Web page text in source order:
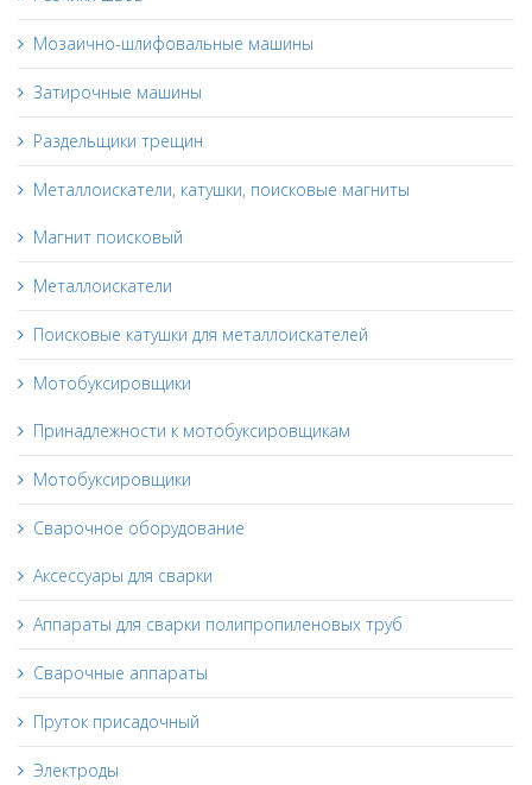
Мозаично-шлифовальные машины
Затирочные машины
Раздельщики трещин
Металлоискатели, катушки, поисковые магниты
Магнит поисковый
Металлоискатели
Поисковые катушки для металлоискателей
Мотобуксировщики
Принадлежности к мотобуксировщикам
Мотобуксировщики
Сварочное оборудование
Аксессуары для сварки
Аппараты для сварки полипропиленовых труб
Сварочные аппараты
Пруток присадочный
Электроды